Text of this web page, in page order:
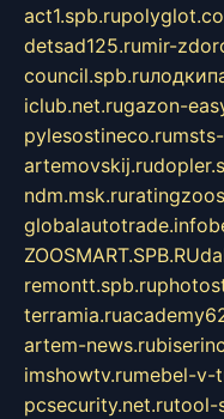
act1.spb.ru
detsad125.rumir-
council.spb.ru
iclub.net.rugazon-
pylesostineco.ru
artemovskij.ru
ndm.msk.ru
globalautotrade.info
ZOOSMART.SPB.RU
remontt.spb.ru
terramia.ru
artem-news.ru
imshowtv.rumebel-v-
pcsecurity.net.rutool-